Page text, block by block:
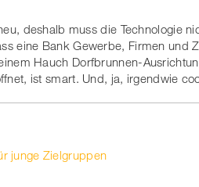
deshalb muss die Technologie
eine Bank Gewerbe, Firmen und
Hauch Dorfbrunnen-
ist smart. Und, ja, irgendwie
junge Zielgruppen